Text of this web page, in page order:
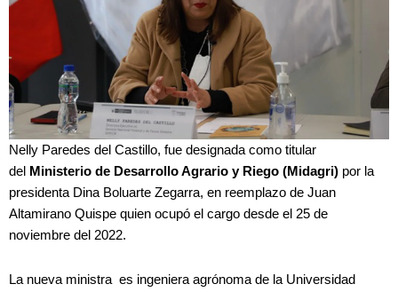
Nelly Paredes del Castillo, fue designada como titular
del Ministerio de Desarrollo Agrario y Riego (Midagri) por la
presidenta Dina Boluarte Zegarra, en reemplazo de Juan
Altamirano Quispe quien ocupó el cargo desde el 25 de
noviembre del 2022.
La nueva ministra es ingeniera agrónoma de la Universidad